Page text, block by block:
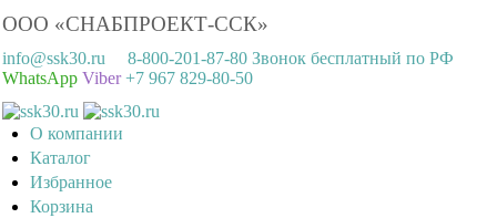
ООО «СНАБПРОЕКТ-ССК»
info@ssk30.ru
8-800-201-87-80 Звонок бесплатный по РФ
WhatsApp Viber+7 967 829-80-50
О компании
Каталог
Избранное
Корзина